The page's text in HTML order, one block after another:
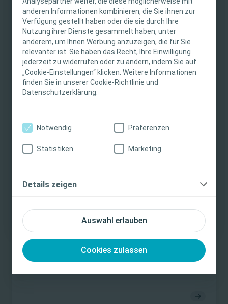
anderen Informationen kombinieren, die Sie ihnen zur
Verfügung gestellt haben oder die sie durch Ihre
Nutzung ihrer Dienste gesammelt haben, unter
anderem, um Ihnen Werbung anzuzeigen, die für Sie
relevanter ist. Sie haben das Recht, Ihre Einwilligung
jederzeit zu widerrufen oder zu ändern, indem Sie auf
„Cookie-Einstellungen“ klicken. Weitere Informationen
finden Sie in unserer Cookie-Richtlinie und
Datenschutzerklärung.
Auswahl erlauben
Cookies zulassen
Notwendig Präferenzen
Statistiken Marketing
Details zeigen
Fachpersonen. Der Inhalt der Website ist für
fachliche Informations- und Fortbildungszwecke
bestimmt. Coloplast bietet keinen individuellen
medizinischen Rat. Die Verantwortung für die
individuelle Patientenversorgung liegt bei den
medizinischen Fachpersonen. Detaillierte
Produktinformationen zu den vorgestellten
Produkten, einschließlich Anwendungshinweise,
Vorsichtsmaßnahmen und Warnhinweisen,
finden Sie in der Gebrauchsanweisung (IFU) des
Produkts, die vor der Verwendung sorgfältig zu
Ich bin eine medizinische Fachkraft
Stomaversorgung Kurzartikel
Eine chronische Erkrankung bedeutet chronische
„Hausaufgaben“
Bei einer chronischen Erkrankung geht es um mehr als
um das Einhalten der Behandlung. Zu lernen, wie man
tagtäglich mit der Erkrankung lebt, ist ebenso wichtig.
Natürlich spielen Ärzt:innen und Pfleger:innen eine
Artikel finden Sie Hinweise, wie Sie ein guter „Lehrer“ oder
Stomaversorgung Kurzartikel
Gespräche mit Patient:innen über Sexualität
Das Thema Sexualität anzusprechen, ist ein wesentlicher
darum, wie das Leben mit einem Stoma die Sexualität der